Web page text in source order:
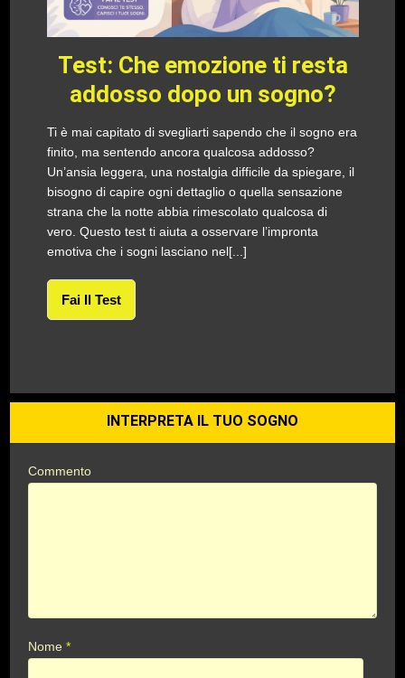
Test: Che emozione ti resta
addosso dopo un sogno?
Ti è mai capitato di svegliarti sapendo che il sogno era
finito, ma sentendo ancora qualcosa addosso?
Un’ansia leggera, una nostalgia difficile da spiegare, il
bisogno di capire ogni dettaglio o quella sensazione
strana che la notte abbia rimescolato qualcosa di
vero. Questo test ti aiuta a osservare l’impronta
emotiva che i sogni lasciano nel[...]
Fai Il Test
INTERPRETA IL TUO SOGNO
Commento
Nome*